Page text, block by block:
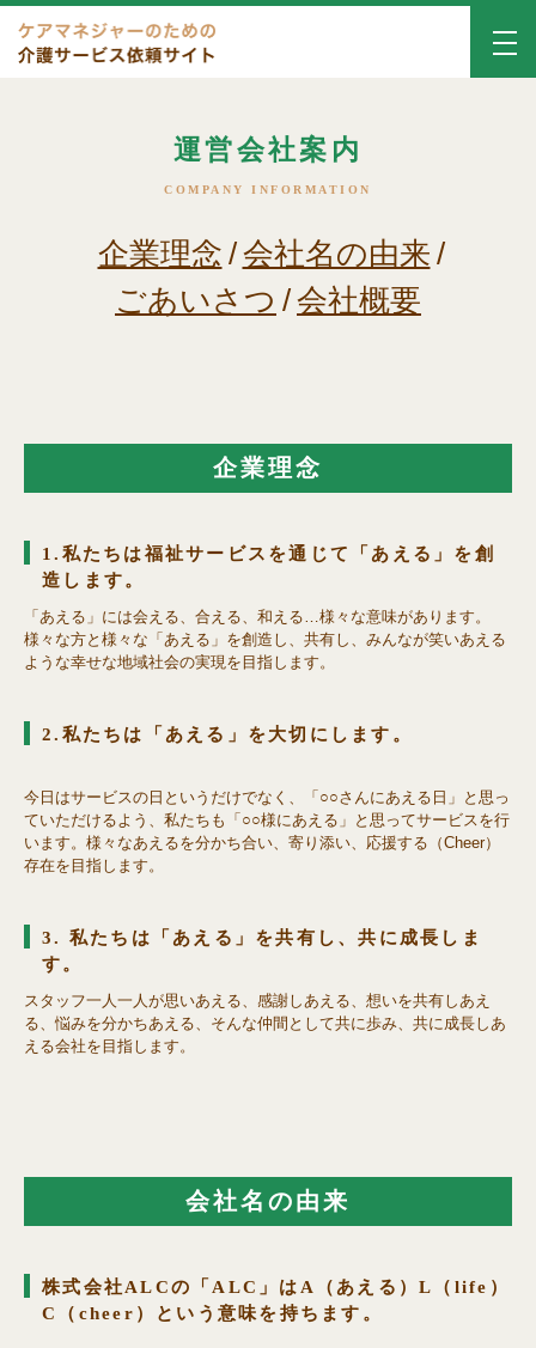
運営会社案内
COMPANY INFORMATION
企業理念 /会社名の由来 /
ごあいさつ /会社概要
企業理念
1.私たちは福祉サービスを通じて「あえる」を創
造します。
「あえる」には会える、合える、和える…様々な意味があります。
様々な方と様々な「あえる」を創造し、共有し、みんなが笑いあえる
ような幸せな地域社会の実現を目指します。
2.私たちは「あえる」を大切にします。
今日はサービスの日というだけでなく、「○○さんにあえる日」と思っ
ていただけるよう、私たちも「○○様にあえる」と思ってサービスを行
います。様々なあえるを分かち合い、寄り添い、応援する（Cheer）
存在を目指します。
3. 私たちは「あえる」を共有し、共に成長しま
す。
スタッフ一人一人が思いあえる、感謝しあえる、想いを共有しあえ
る、悩みを分かちあえる、そんな仲間として共に歩み、共に成長しあ
える会社を目指します。
会社名の由来
株式会社ALCの「ALC」はA（あえる）L（life）
C（cheer）という意味を持ちます。